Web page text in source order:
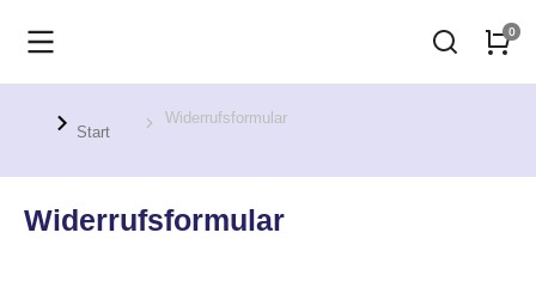
Sie befinden sich hier:
Start
Widerrufsformular
Widerrufsformular